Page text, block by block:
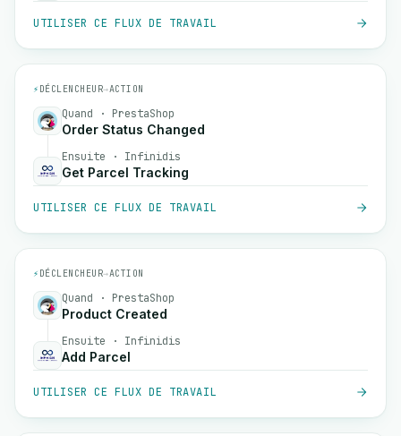
UTILISER CE FLUX DE TRAVAIL
⚡ DÉCLENCHEUR→ACTION
Quand · PrestaShop
Order Status Changed
Ensuite · Infinidis
Get Parcel Tracking
UTILISER CE FLUX DE TRAVAIL
⚡ DÉCLENCHEUR→ACTION
Quand · PrestaShop
Product Created
Ensuite · Infinidis
Add Parcel
UTILISER CE FLUX DE TRAVAIL